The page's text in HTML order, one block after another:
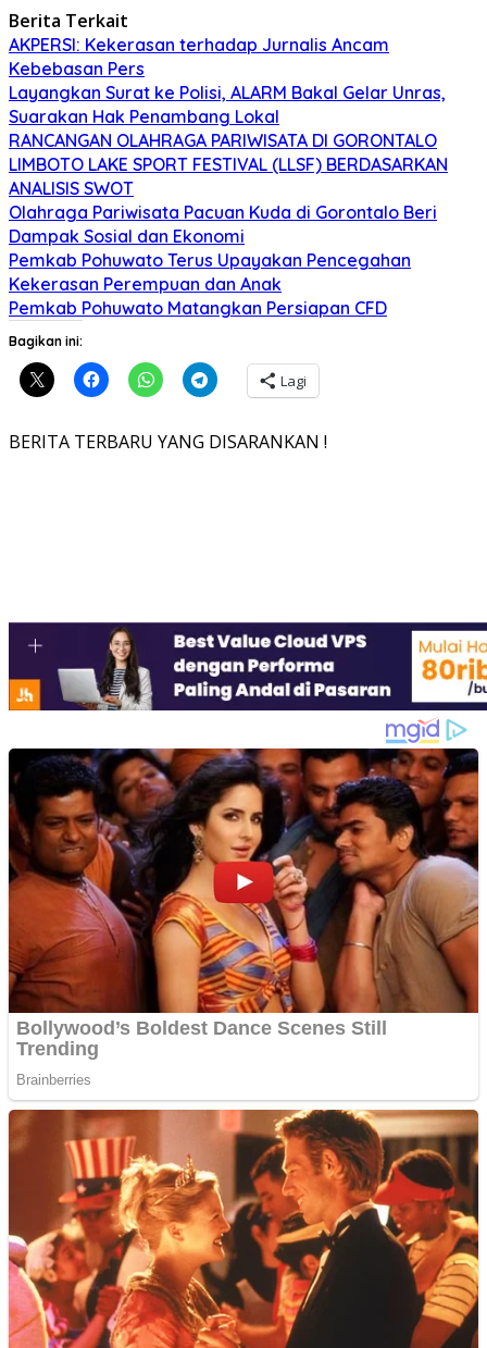
Berita Terkait
AKPERSI: Kekerasan terhadap Jurnalis Ancam
Kebebasan Pers
Layangkan Surat ke Polisi, ALARM Bakal Gelar Unras,
Suarakan Hak Penambang Lokal
RANCANGAN OLAHRAGA PARIWISATA DI GORONTALO
LIMBOTO LAKE SPORT FESTIVAL (LLSF) BERDASARKAN
ANALISIS SWOT
Olahraga Pariwisata Pacuan Kuda di Gorontalo Beri
Dampak Sosial dan Ekonomi
Pemkab Pohuwato Terus Upayakan Pencegahan
Kekerasan Perempuan dan Anak
Pemkab Pohuwato Matangkan Persiapan CFD
Bagikan ini:
Lagi
BERITA TERBARU YANG DISARANKAN !